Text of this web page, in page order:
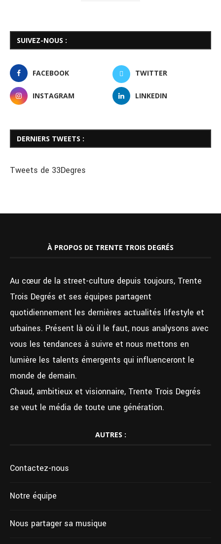
SUIVEZ-NOUS :
FACEBOOK TWITTER
INSTAGRAM LINKEDIN
DERNIERS TWEETS :
Tweets de 33Degres
À PROPOS DE TRENTE TROIS DEGRÉS
Au cœur de la street-culture depuis toujours, Trente
Trois Degrés et ses équipes partagent
quotidiennement les dernières actualités lifestyle et
urbaines. Présent là où il le faut, nous analysons avec
vous les tendances à suivre et nous mettons en
lumière les talents émergents qui influenceront le
monde de demain.
Chaud, ambitieux et visionnaire, Trente Trois Degrés
se veut le média de toute une génération.
AUTRES :
Contactez-nous
Notre équipe
Nous partager sa musique